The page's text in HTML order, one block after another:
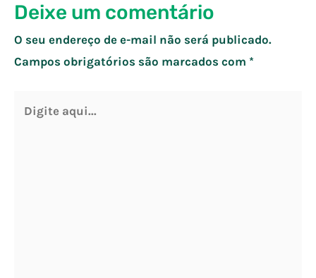
Deixe um comentário
O seu endereço de e-mail não será publicado.
Campos obrigatórios são marcados com *
aqui...